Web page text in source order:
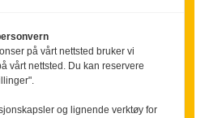
på vårt nettsted bruker vi
vårt nettsted. Du kan reservere
og lignende verktøy for